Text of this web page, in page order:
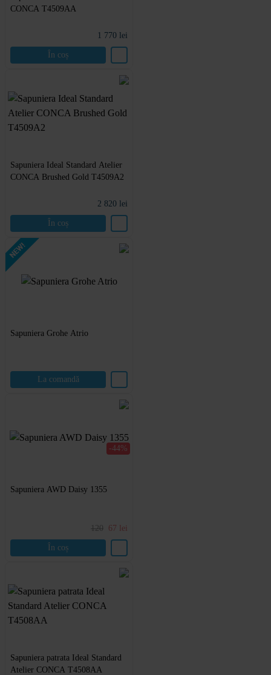
CONCA T4509AA
1 770 lei
În coș
Sapuniera Ideal Standard Atelier
CONCA Brushed Gold T4509A2
2 820 lei
În coș
Sapuniera Grohe Atrio
La comandă
-44%
Sapuniera AWD Daisy 1355
120 67 lei
În coș
Sapuniera patrata Ideal Standard
Atelier CONCA T4508AA